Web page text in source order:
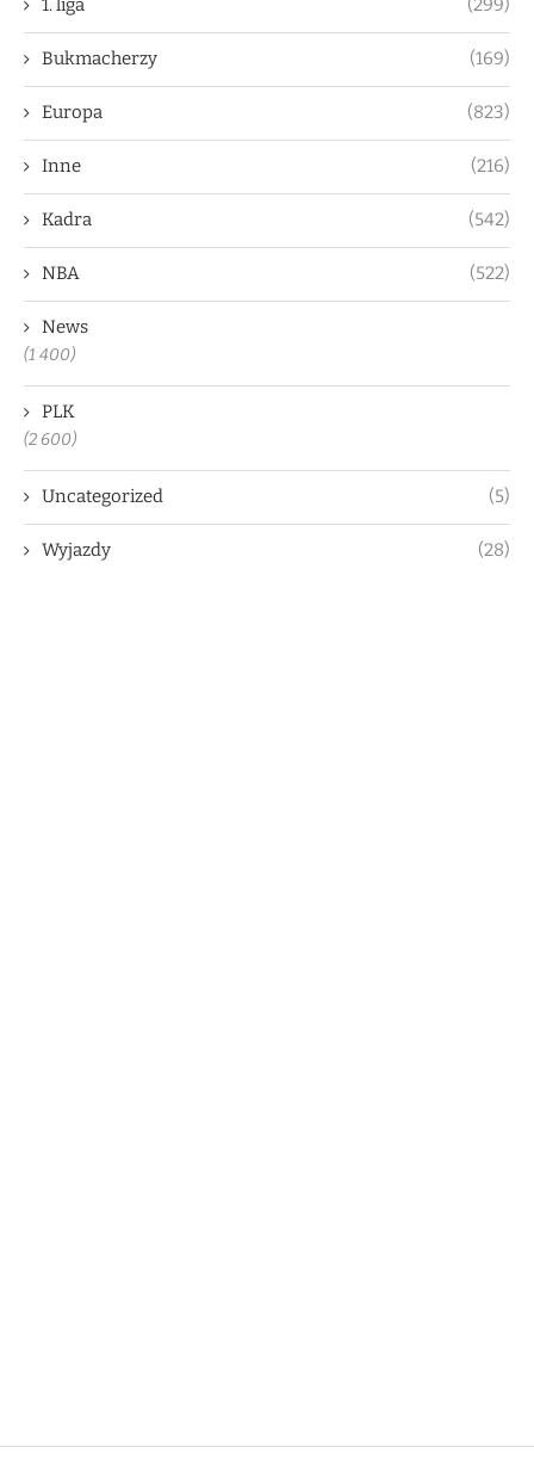
1. liga (299)
Bukmacherzy (169)
Europa (823)
Inne (216)
Kadra (542)
NBA (522)
News
(1 400)
PLK
(2 600)
Uncategorized (5)
Wyjazdy (28)